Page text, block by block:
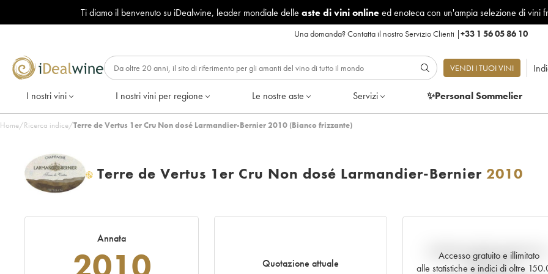
Ti diamo il benvenuto su iDealwine, leader mondiale delle aste di vini onlineed enoteca con un'ampia selezione di vini
Una domanda?Contatta il nostro Servizio Clienti |+33 1 56 05 86 10
VENDI I TUOI VINI
I nostri vini I nostri vini per regione Le nostre aste Servizi ✨Personal Sommelier
Home/Ricerca indice/Terre de Vertus 1er Cru Non dosé Larmandier-Bernier 2010 (Bianco frizzante)
H Terre de Vertus 1er Cru Non dosé Larmandier-Bernier 2010
Annata
Quotazione attuale
Accesso gratuito e illimitato
alle statistiche e indici di oltre
Andamento della quotazione
tempo reale